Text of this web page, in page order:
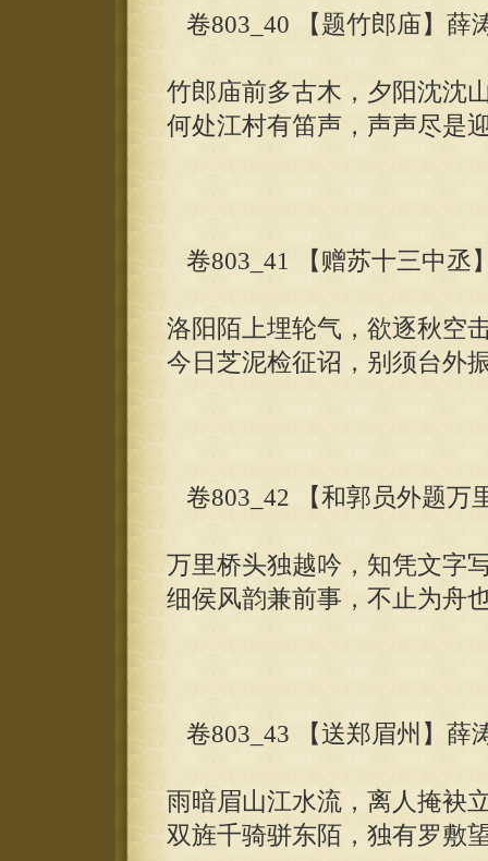
卷803_40 【题竹郎庙】薛
竹郎庙前多古木，夕阳沈沈
何处江村有笛声，声声尽是
卷803_41 【赠苏十三中丞
洛阳陌上埋轮气，欲逐秋空
今日芝泥检征诏，别须台外
卷803_42 【和郭员外题万
万里桥头独越吟，知凭文字
细侯风韵兼前事，不止为舟
卷803_43 【送郑眉州】薛
雨暗眉山江水流，离人掩袂
双旌千骑骈东陌，独有罗敷